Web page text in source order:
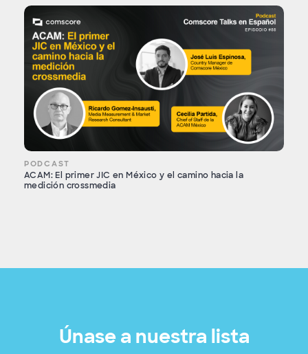
PODCAST
ACAM: El primer JIC en México y el camino hacia la
medición crossmedia
Únase a nuestra lista